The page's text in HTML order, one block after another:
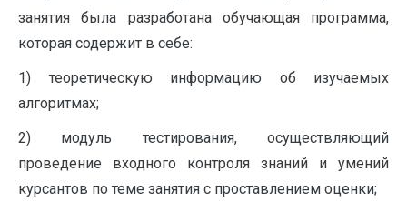
занятия была разработана обучающая программа,
которая содержит в себе:
1) теоретическую информацию об изучаемых
алгоритмах;
2) модуль тестирования, осуществляющий
проведение входного контроля знаний и умений
курсантов по теме занятия с проставлением оценки;